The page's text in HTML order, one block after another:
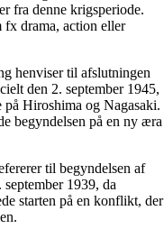
fra denne krigsperiode.
fx drama, action eller
henviser til afslutningen
den 2. september 1945,
på Hiroshima og Nagasaki.
begyndelsen på en ny æra
til begyndelsen af
1939, da
starten på en konflikt, der